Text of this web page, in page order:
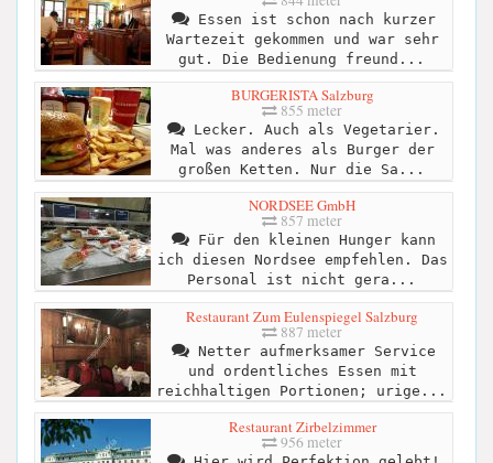
Essen ist schon nach kurzer
Wartezeit gekommen und war sehr
gut. Die Bedienung freund...
BURGERISTA Salzburg
855 meter
Lecker. Auch als Vegetarier.
Mal was anderes als Burger der
großen Ketten. Nur die Sa...
NORDSEE GmbH
857 meter
Für den kleinen Hunger kann
ich diesen Nordsee empfehlen. Das
Personal ist nicht gera...
Restaurant Zum Eulenspiegel Salzburg
887 meter
Netter aufmerksamer Service
und ordentliches Essen mit
reichhaltigen Portionen; urige...
Restaurant Zirbelzimmer
956 meter